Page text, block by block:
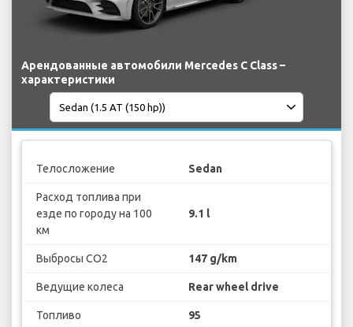
Арендованные автомобили Mercedes C Class –
характеристики
Телосложение Sedan
Расход топлива при
езде по городу на 100
км
9.1 l
Выбросы CO2 147 g/km
Ведущие колеса Rear wheel drive
Топливо 95